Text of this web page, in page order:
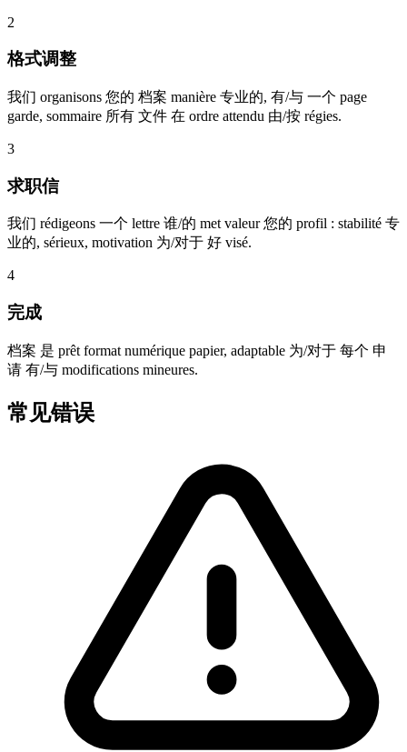
2
格式调整
我们 organisons 您的 档案 manière 专业的, 有/与 一个 page
garde, sommaire 所有 文件 在 ordre attendu 由/按 régies.
3
求职信
我们 rédigeons 一个 lettre 谁/的 met valeur 您的 profil : stabilité 专
业的, sérieux, motivation 为/对于 好 visé.
4
完成
档案 是 prêt format numérique papier, adaptable 为/对于 每个 申
请 有/与 modifications mineures.
常见错误